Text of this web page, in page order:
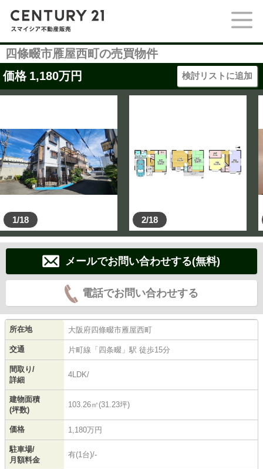
四條畷市雁屋西町の売買物件
価格 1,180万円 検討リストに追加
1/18 2/18
メールでお問い合わせする(無料)
電話でお問い合わせする
所在地 大阪府四條畷市雁屋西町
交通 片町線 「 四条畷 」駅 徒歩15分
間取り/
詳細
4LDK/
建物面積
(坪数)
103.26㎡(31.23坪)
価格 1,180万円
駐車場/
月額料金
有(1台)/-